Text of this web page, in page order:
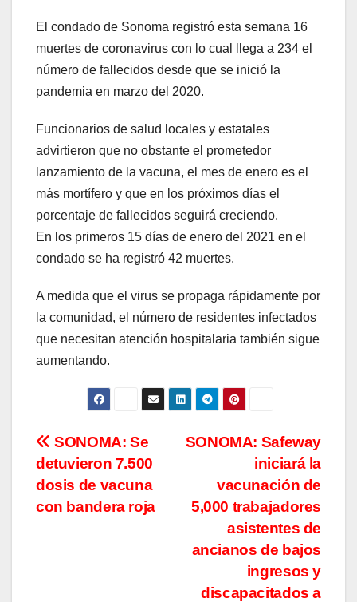
El condado de Sonoma registró esta semana 16
muertes de coronavirus con lo cual llega a 234 el
número de fallecidos desde que se inició la
pandemia en marzo del 2020.
Funcionarios de salud locales y estatales
advirtieron que no obstante el prometedor
lanzamiento de la vacuna, el mes de enero es el
más mortífero y que en los próximos días el
porcentaje de fallecidos seguirá creciendo.
En los primeros 15 días de enero del 2021 en el
condado se ha registró 42 muertes.
A medida que el virus se propaga rápidamente por
la comunidad, el número de residentes infectados
que necesitan atención hospitalaria también sigue
aumentando.
Navegación
de
entradas
SONOMA: Safeway
iniciará la
vacunación de
5,000 trabajadores
asistentes de
ancianos de bajos
ingresos y
discapacitados a
SONOMA: Se
detuvieron 7.500
dosis de vacuna
con bandera roja